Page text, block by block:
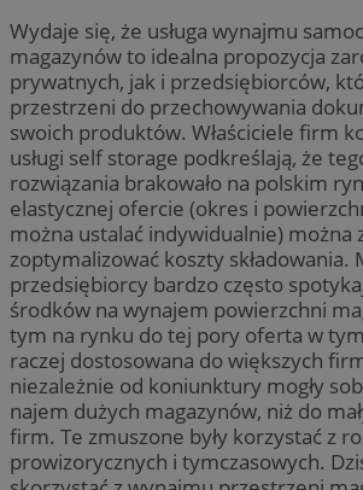
Wydaje się, że usługa wynajmu
magazynów to idealna propozycja
prywatnych, jak i przedsiębiorców,
przestrzeni do przechowywania
swoich produktów. Właściciele firm
usługi self storage podkreślają, że
rozwiązania brakowało na polskim
elastycznej ofercie (okres i
można ustalać indywidualnie) można
zoptymalizować koszty składowania.
przedsiębiorcy bardzo często
środków na wynajem powierzchni
tym na rynku do tej pory oferta w tym
raczej dostosowana do większych
niezależnie od koniunktury mogły
najem dużych magazynów, niż do
firm. Te zmuszone były korzystać z
prowizorycznych i tymczasowych.